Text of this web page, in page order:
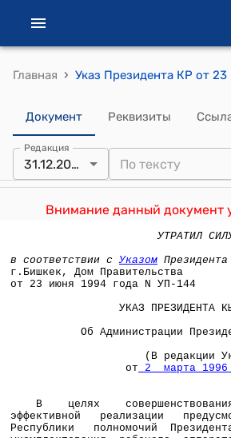
Главная ›
Документ Реквизиты
Редакция
31.12.2021
Внимание данный документ